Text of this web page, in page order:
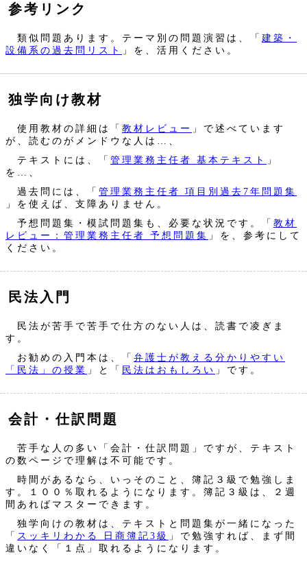
参考リンク
類似問題あります。テーマ別の問題演習は、「 建築・
設備系の過去問リスト
」を、活用ください。
独学向け教材
使用教材の詳細は「 教材レビュー 」で述べています
が、読むのがメンドウな人は…、
テキストには、「 管理業務主任者 基本テキスト
」
を…、
過去問には、「 管理業務主任者 項目別過去7年問題集
」を使えば、支障ありません。
予想問題集・模試問題集も、必要な状況です。「 教材
レビュー：管理業務主任者 予想問題集 」を、参考にして
ください。
民法入門
民法が苦手で苦手で仕方のない人は、読書で凌ぎま
す。
お勧めの入門本は、「 弁護士が教える分かりやすい
「民法」の授業 」と「 民法はおもしろい 」です。
会計・仕訳問題
苦手な人の多い「会計・仕訳問題」ですが、テキスト
の数ページで理解は不可能です。
時間があるなら、いっそのこと、簿記３級で勉強しま
す。１００％取れるようになります。簿記３級は、２週
間あればマスターできます。
独学向けの教材は、テキストと問題集が一緒になった
「 スッキリわかる 日商簿記3級
」で勉強すれば、まず間
違いなく「１点」取れるようになります。